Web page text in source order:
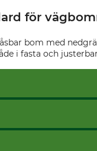
för
bom med
i fasta och